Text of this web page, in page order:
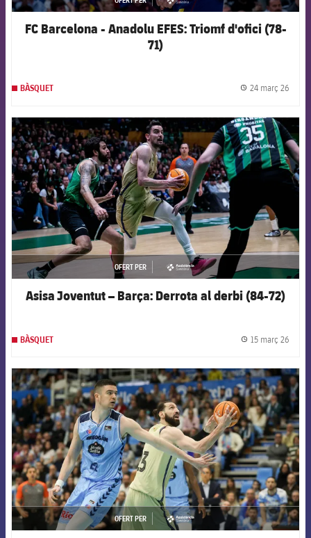
asistencia
FC Barcelona - Anadolu EFES: Triomf d'ofici (78-
71)
BÀSQUET 24 març 26
FCB Barcelona badge
OFERT PER
asistencia
Asisa Joventut – Barça: Derrota al derbi (84-72)
BÀSQUET 15 març 26
FCB Barcelona badge
OFERT PER
asistencia